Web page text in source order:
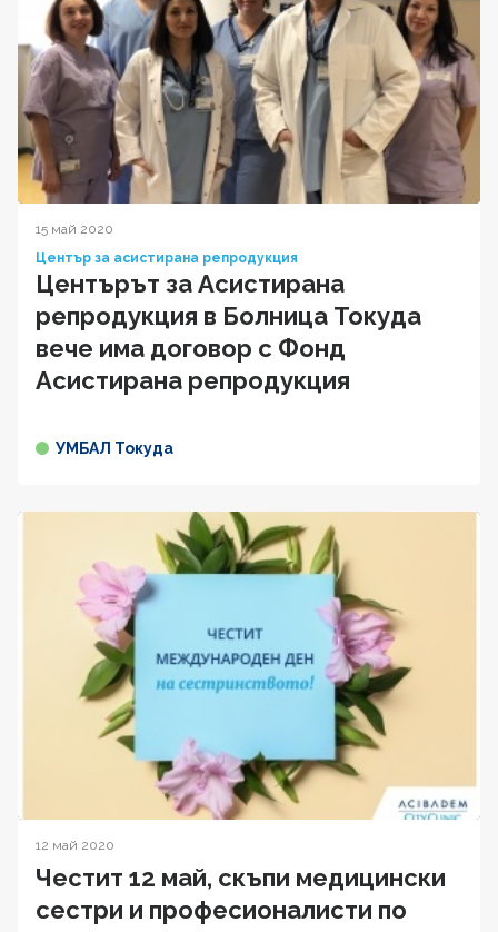
15 май 2020
Център за асистирана репродукция
Центърът за Асистирана
репродукция в Болница Токуда
вече има договор с Фонд
Асистирана репродукция
УМБАЛ Токуда
12 май 2020
Честит 12 май, скъпи медицински
сестри и професионалисти по